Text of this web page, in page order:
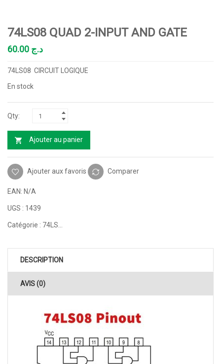
74LS08 QUAD 2-INPUT AND GATE
د.ج
74LS08 CIRCUIT LOGIQUE
En stock
Ajouter au panier
Ajouter aux favoris Comparer
EAN: N/A
UGS : 1439
Catégorie : 74LS...
DESCRIPTION
AVIS (0)